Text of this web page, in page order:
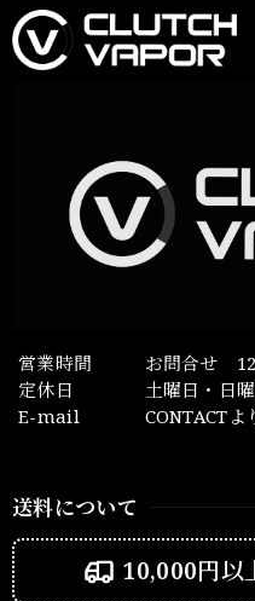
営業時間
お問合せ
定休日
土曜日・日
E-mail
CONTACT
送料について
10,000円以